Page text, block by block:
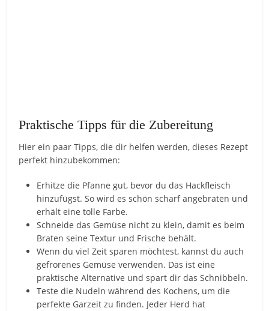
Praktische Tipps für die Zubereitung
Hier ein paar Tipps, die dir helfen werden, dieses Rezept
perfekt hinzubekommen:
Erhitze die Pfanne gut, bevor du das Hackfleisch
hinzufügst. So wird es schön scharf angebraten und
erhält eine tolle Farbe.
Schneide das Gemüse nicht zu klein, damit es beim
Braten seine Textur und Frische behält.
Wenn du viel Zeit sparen möchtest, kannst du auch
gefrorenes Gemüse verwenden. Das ist eine
praktische Alternative und spart dir das Schnibbeln.
Teste die Nudeln während des Kochens, um die
perfekte Garzeit zu finden. Jeder Herd hat